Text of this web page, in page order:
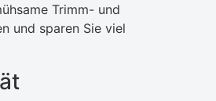
Trimm- und
und sparen Sie viel